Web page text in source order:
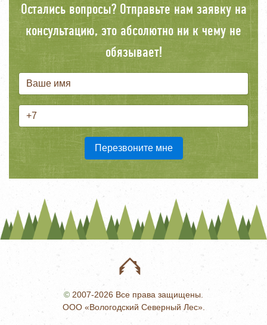
Остались вопросы? Отправьте нам заявку на
консультацию, это абсолютно ни к чему не
обязывает!
© 2007-2026 Все права защищены.
ООО «Вологодский Северный Лес».